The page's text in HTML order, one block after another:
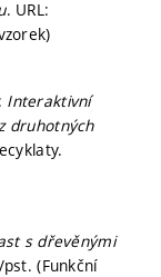
. URL:
Interaktivní
druhotných
s dřevěnými
(Funkční